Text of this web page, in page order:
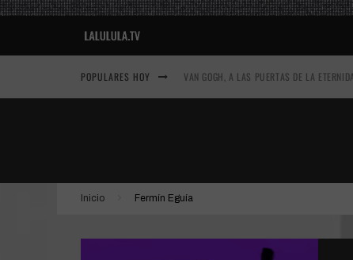
POPULARES HOY VAN GOGH, A LAS PUERTAS DE LA
TÚ, YO Y TODOS LOS DEMÁS
Inicio Fermín Eguía